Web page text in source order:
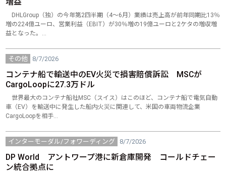
DHLGroup（独）の今年第2四半期（4～6月）業績は売上高が前年同期比13％
増の224億ユーロ、営業利益（EBIT）が30％増の19億ユーロと2ケタの増収増
益となった。…
その他 8/7/2026
コンテナ船で輸送中のEV火災で損害賠償訴訟 MSCが
CargoLoopに27.3万ドル
世界最大のコンテナ船社MSC（スイス）はこのほど、コンテナ船で電気自動
車（EV）を輸送中に発生した船内火災に関連して、米国の車両物流企業
CargoLoopを相手…
インターモーダル/フォワーディング 8/7/2026
DP World アントワープ港に新倉庫開発 コールドチェー
ン統合拠点に